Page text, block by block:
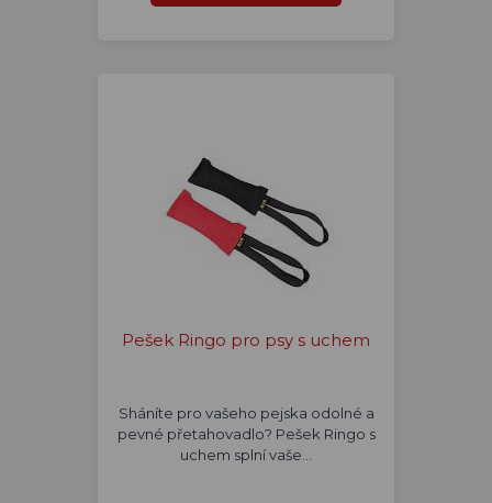
Pešek Ringo pro psy s uchem
Sháníte pro vašeho pejska odolné a
pevné přetahovadlo? Pešek Ringo s
uchem splní vaše…